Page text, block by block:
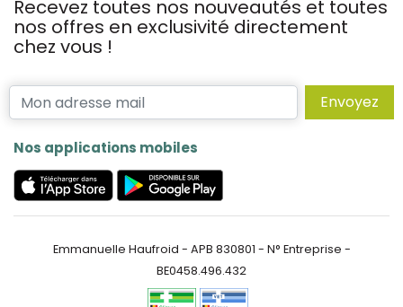
Recevez toutes nos nouveautés et toutes
nos offres en exclusivité directement
chez vous !
Envoyez
Nos applications mobiles
Emmanuelle Haufroid - APB 830801 - N° Entreprise -
BE0458.496.432